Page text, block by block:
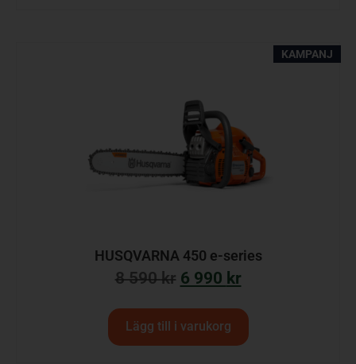
KAMPANJ
HUSQVARNA 450 e-series
8 590kr 6 990 kr
Lägg till i varukorg